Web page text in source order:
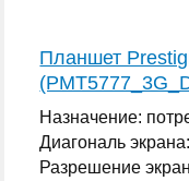
...
Планшет
Назначение:
Диагональ
Разрешение